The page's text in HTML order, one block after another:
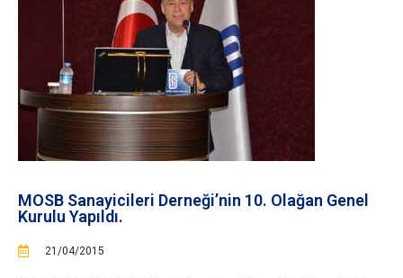
MOSB Sanayicileri Derneği’nin 10. Olağan Genel
Kurulu Yapıldı.
21/04/2015